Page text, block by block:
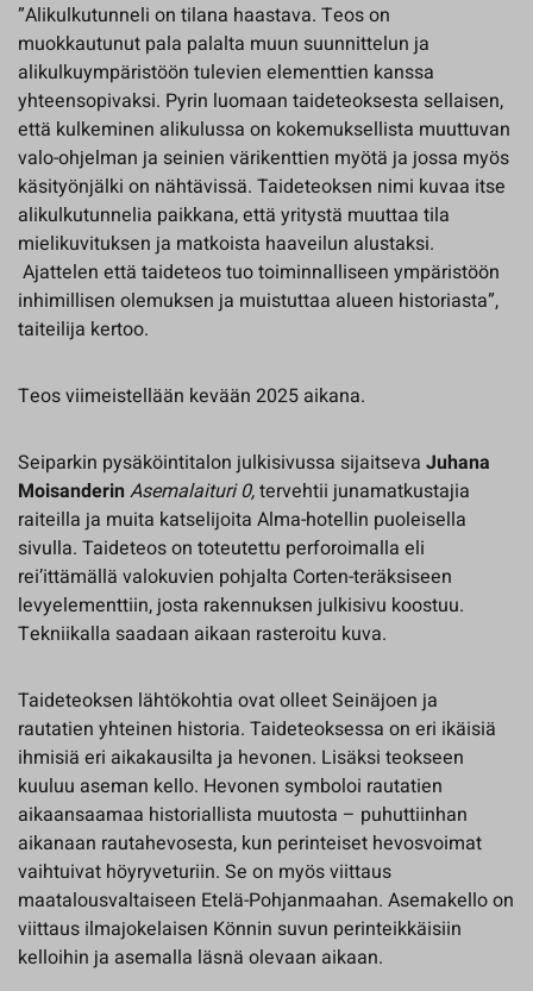
”Alikulkutunneli on tilana haastava. Teos on
muokkautunut pala palalta muun suunnittelun ja
alikulkuympäristöön tulevien elementtien kanssa
yhteensopivaksi. Pyrin luomaan taideteoksesta sellaisen,
että kulkeminen alikulussa on kokemuksellista muuttuvan
valo-ohjelman ja seinien värikenttien myötä ja jossa myös
käsityönjälki on nähtävissä. Taideteoksen nimi kuvaa itse
alikulkutunnelia paikkana, että yritystä muuttaa tila
mielikuvituksen ja matkoista haaveilun alustaksi.
Ajattelen että taideteos tuo toiminnalliseen ympäristöön
inhimillisen olemuksen ja muistuttaa alueen historiasta”,
taiteilija kertoo.
Teos viimeistellään kevään 2025 aikana.
Seiparkin pysäköintitalon julkisivussa sijaitseva Juhana
MoisanderinAsemalaituri 0,tervehtii junamatkustajia
raiteilla ja muita katselijoita Alma-hotellin puoleisella
sivulla. Taideteos on toteutettu perforoimalla eli
rei’ittämällä valokuvien pohjalta Corten-teräksiseen
levyelementtiin, josta rakennuksen julkisivu koostuu.
Tekniikalla saadaan aikaan rasteroitu kuva.
Taideteoksen lähtökohtia ovat olleet Seinäjoen ja
rautatien yhteinen historia. Taideteoksessa on eri ikäisiä
ihmisiä eri aikakausilta ja hevonen. Lisäksi teokseen
kuuluu aseman kello. Hevonen symboloi rautatien
aikaansaamaa historiallista muutosta – puhuttiinhan
aikanaan rautahevosesta, kun perinteiset hevosvoimat
vaihtuivat höyryveturiin. Se on myös viittaus
maatalousvaltaiseen Etelä-Pohjanmaahan. Asemakello on
viittaus ilmajokelaisen Könnin suvun perinteikkäisiin
kelloihin ja asemalla läsnä olevaan aikaan.